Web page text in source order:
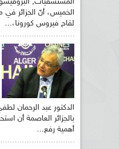
المستشفيات,
الخميس، أنّ الجزائر
لقاح فيروس كورونا،...
الدكتور عبد الرحمان
بالجزائر العاصمة أن
أهمية رفع...